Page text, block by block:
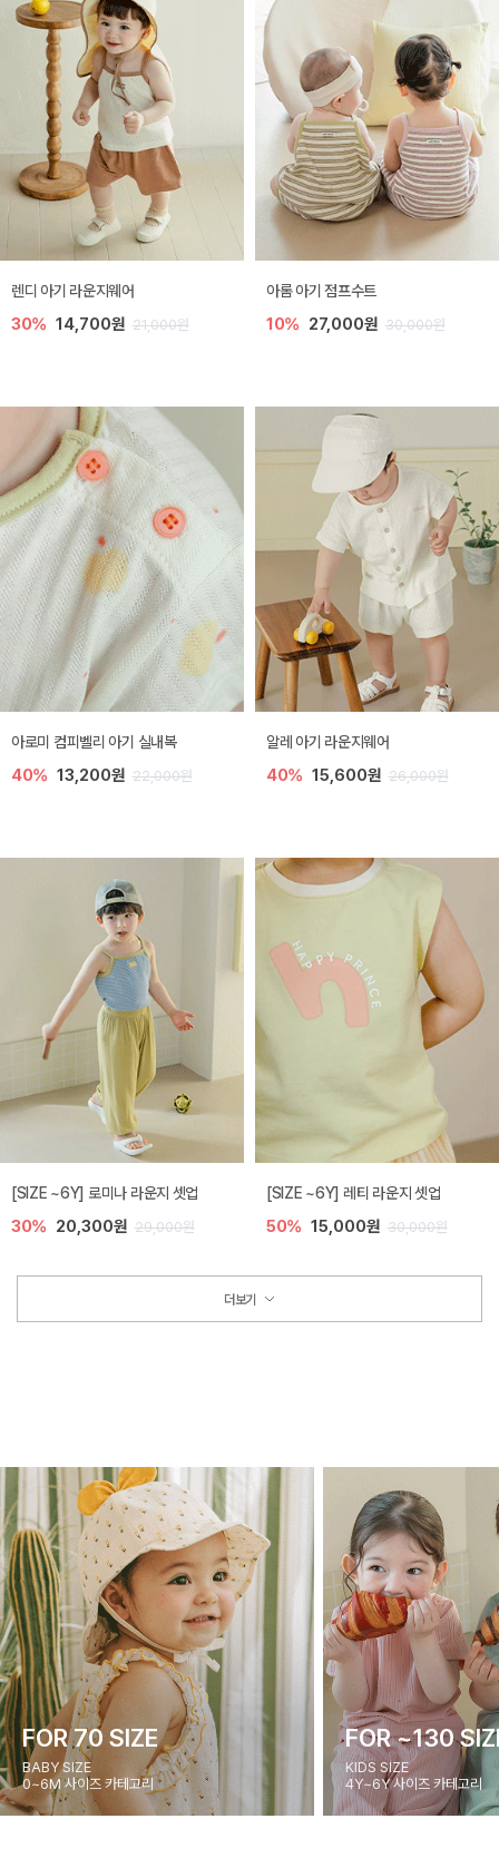
렌디 아기 라운지웨어
30% 14,700원 21,000원
아롬 아기 점프수트
10% 27,000원 30,000원
아로미 컴피벨리 아기 실내복
40% 13,200원 22,000원
알레 아기 라운지웨어
40% 15,600원 26,000원
[SIZE ~6Y] 로미나 라운지 셋업
30% 20,300원 29,000원
[SIZE ~6Y] 레티 라운지 셋업
50% 15,000원 30,000원
더보기
FOR 70 SIZE
BABY SIZE
0~6M 사이즈 카테고리
FOR ~130
KIDS SIZE
4Y~6Y 사이즈 카테고리